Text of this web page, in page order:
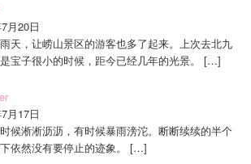
月20日
天，让崂山景区的游客也多了起来。上次去北九
宝子很小的时候，距今已经几年的光景。
[…]
月17日
候淅淅沥沥，有时候暴雨滂沱。断断续续的半个
依然没有要停止的迹象。
[…]